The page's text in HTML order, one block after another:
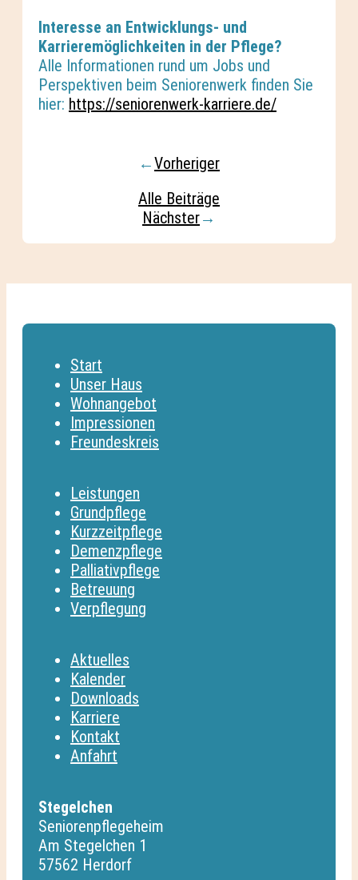
Interesse an Entwicklungs- und
Karrieremöglichkeiten in der Pflege?
Alle Informationen rund um Jobs und
Perspektiven beim Seniorenwerk finden Sie
hier: https://seniorenwerk-karriere.de/
←Vorheriger
Alle Beiträge
Nächster→
Start
Unser Haus
Wohnangebot
Impressionen
Freundeskreis
Leistungen
Grundpflege
Kurzzeitpflege
Demenzpflege
Palliativpflege
Betreuung
Verpflegung
Aktuelles
Kalender
Downloads
Karriere
Kontakt
Anfahrt
Stegelchen
Seniorenpflegeheim
Am Stegelchen 1
57562 Herdorf